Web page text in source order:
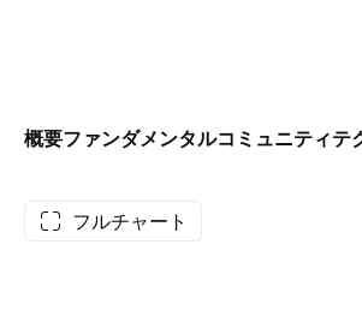
概要ファンダメンタルコミュニティテ
フルチャート